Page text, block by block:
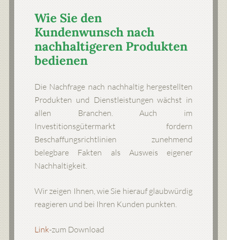
Wie Sie den
Kundenwunsch nach
nachhaltigeren Produkten
bedienen
Die Nachfrage nach nachhaltig hergestellten
Produkten und Dienstleistungen wächst in
allen Branchen. Auch im
Investitionsgütermarkt fordern
Beschaffungsrichtlinien zunehmend
belegbare Fakten als Ausweis eigener
Nachhaltigkeit.
Wir zeigen Ihnen, wie Sie hierauf glaubwürdig
reagieren und bei Ihren Kunden punkten.
Link-zum Download